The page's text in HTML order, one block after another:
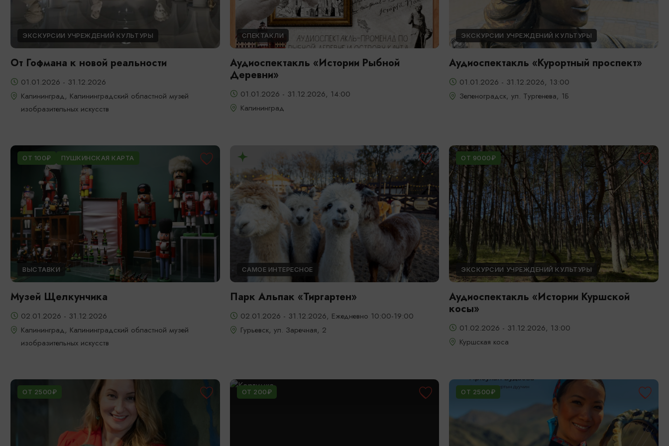
ЭКСКУРСИИ УЧРЕЖДЕНИЙ КУЛЬТУРЫ
От Гофмана к новой реальности
01.01.2026 - 31.12.2026
Калининград, Калининградский областной музей
изобразительных искусств
СПЕКТАКЛИ
Аудиоспектакль «Истории Рыбной
Деревни»
01.01.2026 - 31.12.2026, 14:00
Калининград
ЭКСКУРСИИ УЧРЕЖДЕНИЙ КУЛЬТУРЫ
Аудиоспектакль «Курортный проспект»
01.01.2026 - 31.12.2026, 13:00
Зеленоградск, ул. Тургенева, 1Б
ОТ 100₽ ПУШКИНСКАЯ КАРТА
ВЫСТАВКИ
Музей Щелкунчика
02.01.2026 - 31.12.2026
Калининград, Калининградский областной музей
изобразительных искусств
САМОЕ ИНТЕРЕСНОЕ
Парк Альпак «Тиргартен»
02.01.2026 - 31.12.2026, Ежедневно 10:00-19:00
Гурьевск, ул. Заречная, 2
ОТ 9000₽
ЭКСКУРСИИ УЧРЕЖДЕНИЙ КУЛЬТУРЫ
Аудиоспектакль «Истории Куршской
косы»
01.02.2026 - 31.12.2026, 13:00
Куршская коса
ОТ 2500₽ ОТ 200₽ ОТ 2500₽